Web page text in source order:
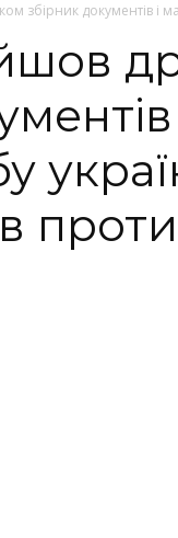
збірник документів і